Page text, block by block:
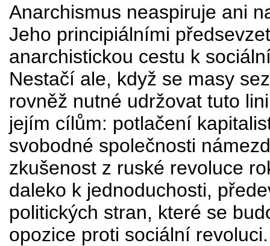
Anarchismus neaspiruje ani
Jeho principiálními
anarchistickou cestu k
Nestačí ale, když se masy
rovněž nutné udržovat tuto
jejím cílům: potlačení
svobodné společnosti
zkušenost z ruské revoluce
daleko k jednoduchosti,
politických stran, které se
opozice proti sociální revoluci.